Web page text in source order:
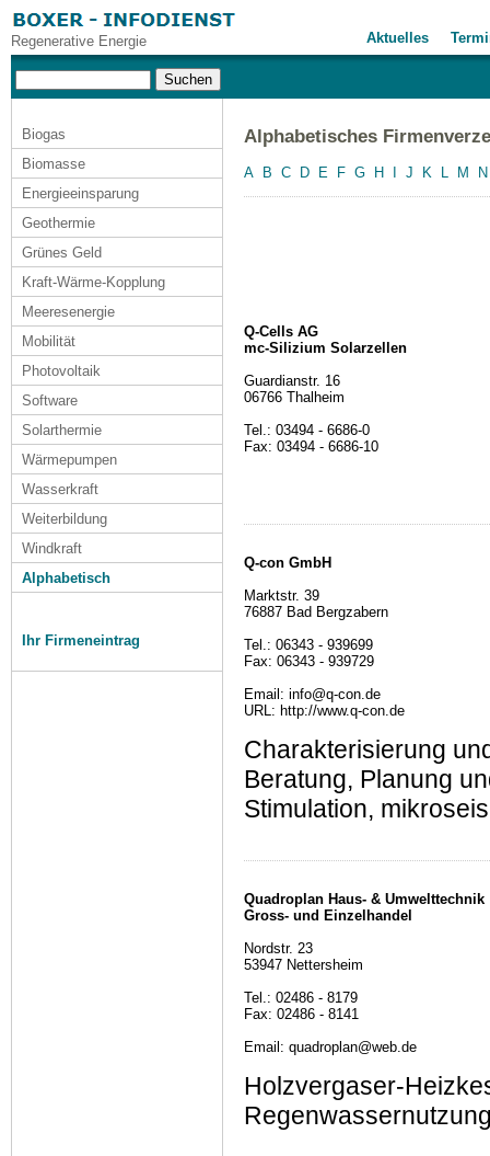
Regenerative Energie Aktuelles
Biogas
Biomasse
Energieeinsparung
Geothermie
Grünes Geld
Kraft-Wärme-Kopplung
Meeresenergie
Mobilität
Photovoltaik
Software
Solarthermie
Wärmepumpen
Wasserkraft
Weiterbildung
Windkraft
Alphabetisch
Ihr Firmeneintrag
Alphabetisches
A B C D E F G H J K M N
Q-Cells AG
mc-Silizium Solarzellen
Guardianstr. 16
06766 Thalheim
Tel.: 03494 - 6686-0
Fax: 03494 - 6686-10
Q-con GmbH
Marktstr. 39
76887 Bad Bergzabern
Tel.: 06343 - 939699
Fax: 06343 - 939729
Email: info@q-con.de
URL: http://www.q-con.de
Charakterisierung
Beratung, Planung
Stimulation,
Quadroplan Haus- & Umwelttechnik
Gross- und Einzelhandel
Nordstr. 23
53947 Nettersheim
Tel.: 02486 - 8179
Fax: 02486 - 8141
Email: quadroplan@web.de
Holzvergaser-